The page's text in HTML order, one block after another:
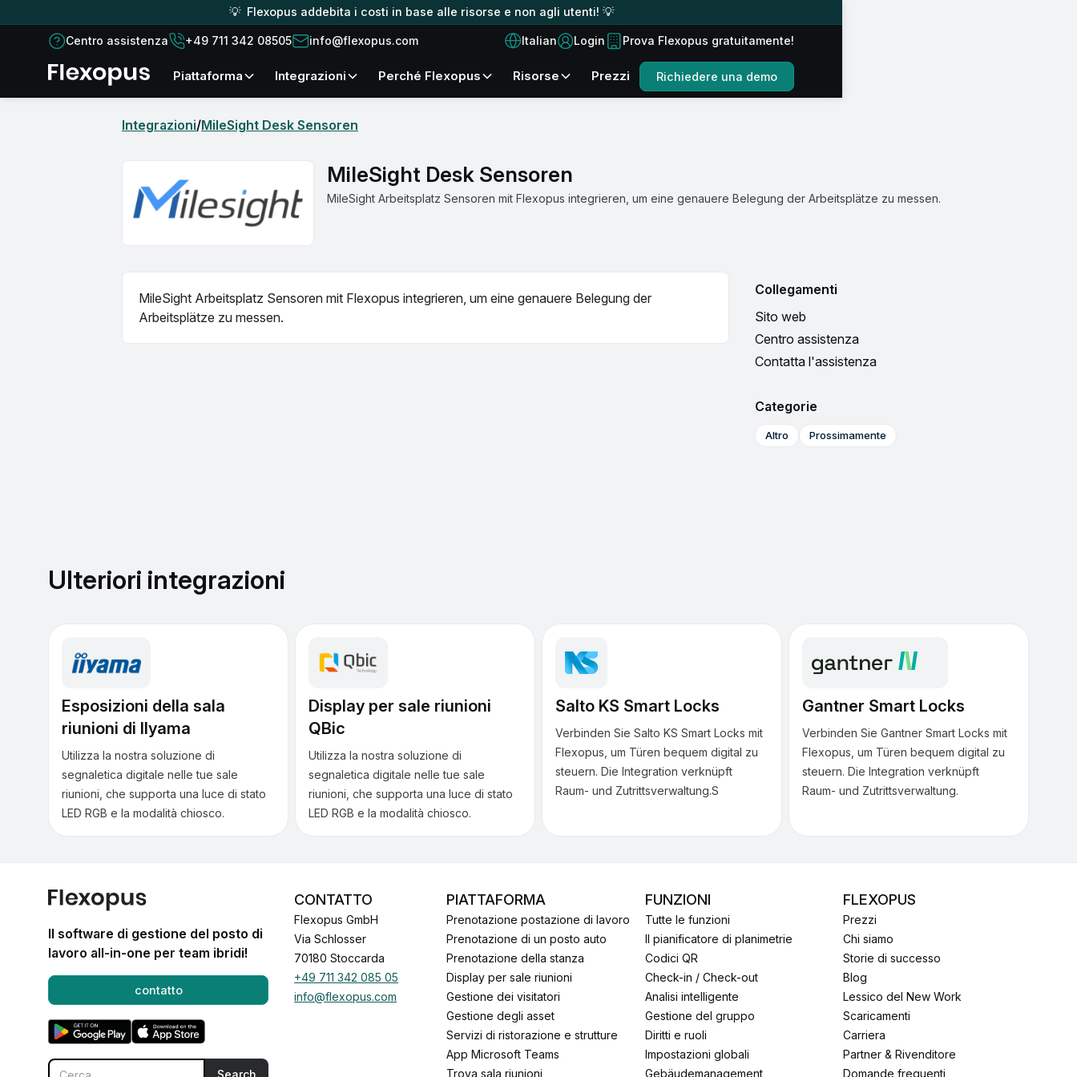
💡 Flexopus addebita i costi in base alle risorse e non agli utenti! 💡
Centro assistenza +49 711 342 08505 info@flexopus.com Italian Login Prova Flexopus gratuitamente!
piattaforma Integrazioni Perché Flexopus Risorse Prezzi Richiedere una demo
Integrazioni/MileSight Desk Sensoren
MileSight Desk Sensoren
MileSight Arbeitsplatz Sensoren mit Flexopus integrieren, um eine genauere Belegung der Arbeitsplätze zu messen.
MileSight Arbeitsplatz Sensoren mit Flexopus integrieren, um eine genauere Belegung der
Arbeitsplätze zu messen.
Collegamenti
Sito web
Centro assistenza
Contatta l'assistenza
Categorie
Altro Prossimamente
Ulteriori integrazioni
Esposizioni della sala
riunioni di Ilyama
Utilizza la nostra soluzione di
segnaletica digitale nelle tue sale
riunioni, che supporta una luce di stato
LED RGB e la modalità chiosco.
Display per sale riunioni
QBic
Utilizza la nostra soluzione di
segnaletica digitale nelle tue sale
riunioni, che supporta una luce di stato
LED RGB e la modalità chiosco.
Salto KS Smart Locks
Verbinden Sie Salto KS Smart Locks mit
Flexopus, um Türen bequem digital zu
steuern. Die Integration verknüpft
Raum- und Zutrittsverwaltung.S
Gantner Smart Locks
Verbinden Sie Gantner Smart Locks mit
Flexopus, um Türen bequem digital zu
steuern. Die Integration verknüpft
Raum- und Zutrittsverwaltung.
Il software di gestione del posto di
lavoro all-in-one per team ibridi!
contatto
CONTATTO
Flexopus GmbH
Via Schlosser
70180 Stoccarda
+49 711 342 085 05
info@flexopus.com
PIATTAFORMA
Prenotazione postazione di lavoro
Prenotazione di un posto auto
Prenotazione della stanza
Display per sale riunioni
Gestione dei visitatori
Gestione degli asset
Servizi di ristorazione e strutture
App Microsoft Teams
Trova sala riunioni
FUNZIONI
Tutte le funzioni
Il pianificatore di planimetrie
codici QR
Check-in / Check-out
Analisi intelligente
Gestione del gruppo
Diritti e ruoli
Impostazioni globali
Gebäudemanagement
FLEXOPUS
Prezzi
Chi siamo
Storie di successo
Blog
Lessico del New Work
Scaricamenti
Carriera
Partner & Rivenditore
Domande frequenti